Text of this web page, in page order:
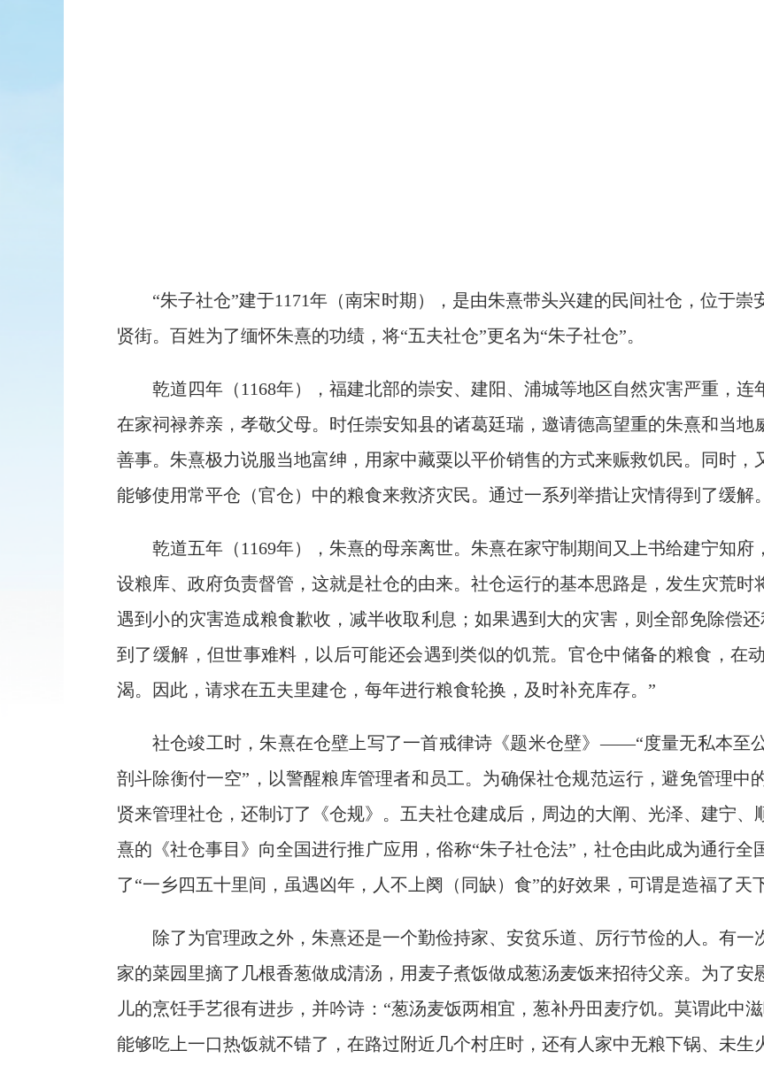
“朱子社仓”建于1171年（南宋时期），是由朱熹带头兴建的民间社仓，位于
贤街。百姓为了缅怀朱熹的功绩，将“五夫社仓”更名为“朱子社仓”。
乾道四年（1168年），福建北部的崇安、建阳、浦城等地区自然灾害严重，连
在家祠禄养亲，孝敬父母。时任崇安知县的诸葛廷瑞，邀请德高望重的朱熹和当
善事。朱熹极力说服当地富绅，用家中藏粟以平价销售的方式来赈救饥民。同时
能够使用常平仓（官仓）中的粮食来救济灾民。通过一系列举措让灾情得到了缓解。
乾道五年（1169年），朱熹的母亲离世。朱熹在家守制期间又上书给建宁知
设粮库、政府负责督管，这就是社仓的由来。社仓运行的基本思路是，发生灾荒
遇到小的灾害造成粮食歉收，减半收取利息；如果遇到大的灾害，则全部免除偿
到了缓解，但世事难料，以后可能还会遇到类似的饥荒。官仓中储备的粮食，在
渴。因此，请求在五夫里建仓，每年进行粮食轮换，及时补充库存。”
社仓竣工时，朱熹在仓壁上写了一首戒律诗《题米仓壁》——“度量无私本至
剖斗除衡付一空”，以警醒粮库管理者和员工。为确保社仓规范运行，避免管理中
贤来管理社仓，还制订了《仓规》。五夫社仓建成后，周边的大阐、光泽、建宁
熹的《社仓事目》向全国进行推广应用，俗称“朱子社仓法”，社仓由此成为通行
了“一乡四五十里间，虽遇凶年，人不上阕（同缺）食”的好效果，可谓是造福了天
除了为官理政之外，朱熹还是一个勤俭持家、安贫乐道、厉行节俭的人。有
家的菜园里摘了几根香葱做成清汤，用麦子煮饭做成葱汤麦饭来招待父亲。为了
儿的烹饪手艺很有进步，并吟诗：“葱汤麦饭两相宜，葱补丹田麦疗饥。莫谓此中
能够吃上一口热饭就不错了，在路过附近几个村庄时，还有人家中无粮下锅、未